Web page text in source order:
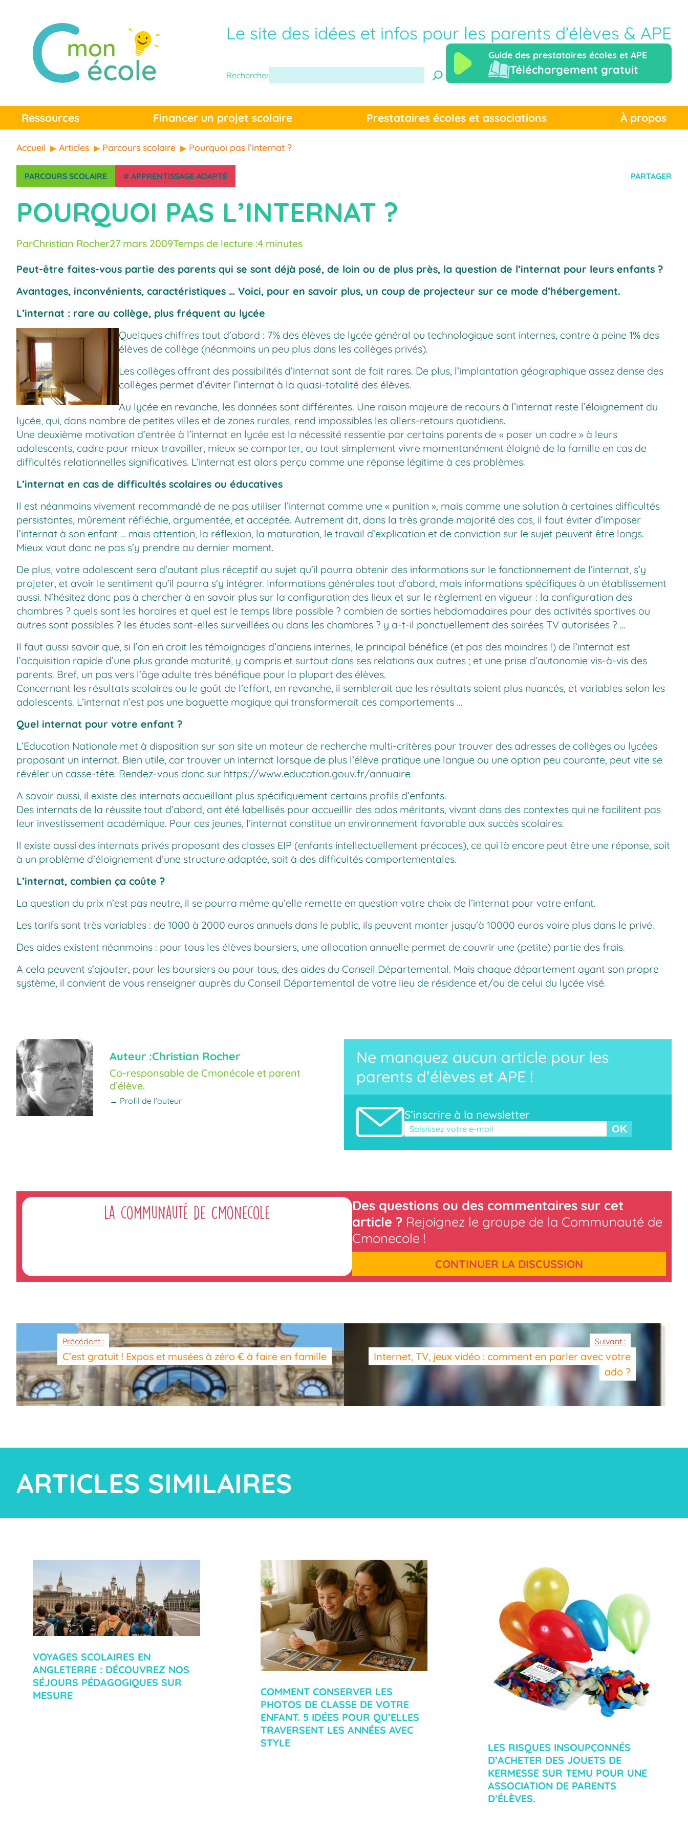
Le site des idées et infos pour les parents d’élèves & APE
Rechercher
Guide des prestataires écoles et APE
Téléchargement gratuit
Ressources Financer un projet scolaire Prestataires écoles et associations À propos
Accueil Articles Parcours scolaire Pourquoi pas l’internat ?
PARCOURS SCOLAIRE # APPRENTISSAGE ADAPTÉ PARTAGER
POURQUOI PAS L’INTERNAT ?
ParChristian Rocher27 mars 2009Temps de lecture :4 minutes
Peut-être faites-vous partie des parents qui se sont déjà posé, de loin ou de plus près, la question de l’internat pour leurs enfants ?
Avantages, inconvénients, caractéristiques … Voici, pour en savoir plus, un coup de projecteur sur ce mode d’hébergement.
L’internat : rare au collège, plus fréquent au lycée
Quelques chiffres tout d’abord : 7% des élèves de lycée général ou technologique sont internes, contre à peine 1% des
élèves de collège (néanmoins un peu plus dans les collèges privés).
Les collèges offrant des possibilités d’internat sont de fait rares. De plus, l’implantation géographique assez dense des
collèges permet d’éviter l’internat à la quasi-totalité des élèves.
Au lycée en revanche, les données sont différentes. Une raison majeure de recours à l’internat reste l’éloignement du
lycée, qui, dans nombre de petites villes et de zones rurales, rend impossibles les allers-retours quotidiens.
Une deuxième motivation d’entrée à l’internat en lycée est la nécessité ressentie par certains parents de « poser un cadre » à leurs
adolescents, cadre pour mieux travailler, mieux se comporter, ou tout simplement vivre momentanément éloigné de la famille en cas de
difficultés relationnelles significatives. L’internat est alors perçu comme une réponse légitime à ces problèmes.
L’internat en cas de difficultés scolaires ou éducatives
Il est néanmoins vivement recommandé de ne pas utiliser l’internat comme une « punition », mais comme une solution à certaines difficultés
persistantes, mûrement réfléchie, argumentée, et acceptée. Autrement dit, dans la très grande majorité des cas, il faut éviter d’imposer
l’internat à son enfant … mais attention, la réflexion, la maturation, le travail d’explication et de conviction sur le sujet peuvent être longs.
Mieux vaut donc ne pas s’y prendre au dernier moment.
De plus, votre adolescent sera d’autant plus réceptif au sujet qu’il pourra obtenir des informations sur le fonctionnement de l’internat, s’y
projeter, et avoir le sentiment qu’il pourra s’y intégrer. Informations générales tout d’abord, mais informations spécifiques à un établissement
aussi. N’hésitez donc pas à chercher à en savoir plus sur la configuration des lieux et sur le règlement en vigueur : la configuration des
chambres ? quels sont les horaires et quel est le temps libre possible ? combien de sorties hebdomadaires pour des activités sportives ou
autres sont possibles ? les études sont-elles surveillées ou dans les chambres ? y a-t-il ponctuellement des soirées TV autorisées ? …
Il faut aussi savoir que, si l’on en croit les témoignages d’anciens internes, le principal bénéfice (et pas des moindres !) de l’internat est
l’acquisition rapide d’une plus grande maturité, y compris et surtout dans ses relations aux autres ; et une prise d’autonomie vis-à-vis des
parents. Bref, un pas vers l’âge adulte très bénéfique pour la plupart des élèves.
Concernant les résultats scolaires ou le goût de l’effort, en revanche, il semblerait que les résultats soient plus nuancés, et variables selon les
adolescents. L’internat n’est pas une baguette magique qui transformerait ces comportements …
Quel internat pour votre enfant ?
L’Education Nationale met à disposition sur son site un moteur de recherche multi-critères pour trouver des adresses de collèges ou lycées
proposant un internat. Bien utile, car trouver un internat lorsque de plus l’élève pratique une langue ou une option peu courante, peut vite se
révéler un casse-tête. Rendez-vous donc sur https://www.education.gouv.fr/annuaire
A savoir aussi, il existe des internats accueillant plus spécifiquement certains profils d’enfants.
Des internats de la réussite tout d’abord, ont été labellisés pour accueillir des ados méritants, vivant dans des contextes qui ne facilitent pas
leur investissement académique. Pour ces jeunes, l’internat constitue un environnement favorable aux succès scolaires.
Il existe aussi des internats privés proposant des classes EIP (enfants intellectuellement précoces), ce qui là encore peut être une réponse, soit
à un problème d’éloignement d’une structure adaptée, soit à des difficultés comportementales.
L’internat, combien ça coûte ?
La question du prix n’est pas neutre, il se pourra même qu’elle remette en question votre choix de l’internat pour votre enfant.
Les tarifs sont très variables : de 1000 à 2000 euros annuels dans le public, ils peuvent monter jusqu’à 10000 euros voire plus dans le privé.
Des aides existent néanmoins : pour tous les élèves boursiers, une allocation annuelle permet de couvrir une (petite) partie des frais.
A cela peuvent s’ajouter, pour les boursiers ou pour tous, des aides du Conseil Départemental. Mais chaque département ayant son propre
système, il convient de vous renseigner auprès du Conseil Départemental de votre lieu de résidence et/ou de celui du lycée visé.
Auteur :Christian Rocher
Co-responsable de Cmonécole et parent
d’élève.
→ Profil de l’auteur
Ne manquez aucun article pour les
parents d’élèves et APE !
S’inscrire à la newsletter
La communauté de Cmonecole
Des questions ou des commentaires sur cet
article ? Rejoignez le groupe de la Communauté de
Cmonecole !
CONTINUER LA DISCUSSION
Précédent :
C’est gratuit ! Expos et musées à zéro € à faire en famille
Suivant :
Internet, TV, jeux vidéo : comment en parler avec votre
ado ?
ARTICLES SIMILAIRES
VOYAGES SCOLAIRES EN
ANGLETERRE : DÉCOUVREZ NOS
SÉJOURS PÉDAGOGIQUES SUR
MESURE
COMMENT CONSERVER LES
PHOTOS DE CLASSE DE VOTRE
ENFANT. 5 IDÉES POUR QU’ELLES
TRAVERSENT LES ANNÉES AVEC
STYLE
LES RISQUES INSOUPÇONNÉS
D’ACHETER DES JOUETS DE
KERMESSE SUR TEMU POUR UNE
ASSOCIATION DE PARENTS
D’ÉLÈVES.